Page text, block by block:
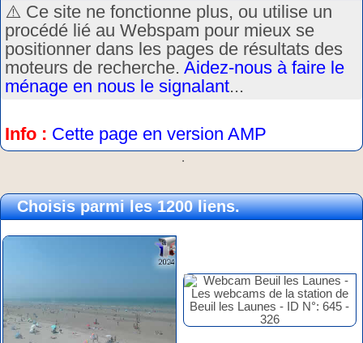
⚠️ Ce site ne fonctionne plus, ou utilise un
procédé lié au Webspam pour mieux se
positionner dans les pages de résultats des
moteurs de recherche. Aidez-nous à faire le
ménage en nous le signalant...
Info : Cette page en version AMP
.
Choisis parmi les 1200 liens.